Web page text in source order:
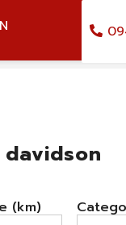
(km)